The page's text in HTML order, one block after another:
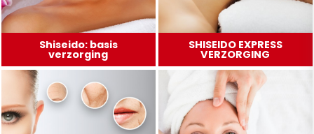
Shiseido: basis
verzorging
SHISEIDO EXPRESS
VERZORGING